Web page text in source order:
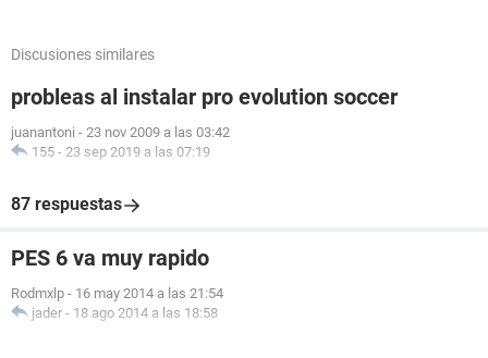
Discusiones similares
probleas al instalar pro evolution soccer
juanantoni - 23 nov 2009 a las 03:42
155 - 23 sep 2019 a las 07:19
87 respuestas
PES 6 va muy rapido
Rodmxlp - 16 may 2014 a las 21:54
jader - 18 ago 2014 a las 18:58